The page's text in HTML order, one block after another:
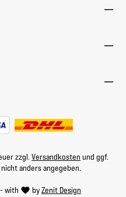
with byZenit Design
zzgl. Versandkosten und ggf.
anders angegeben.